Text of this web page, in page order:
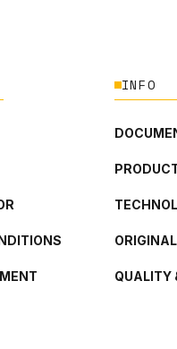
INFO
QUALITY